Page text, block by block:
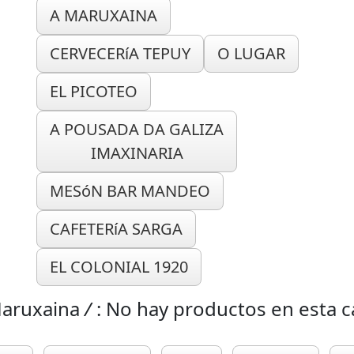
A MARUXAINA
CERVECERíA TEPUY
O LUGAR
EL PICOTEO
A POUSADA DA GALIZA
IMAXINARIA
MESóN BAR MANDEO
CAFETERíA SARGA
EL COLONIAL 1920
/: No hay productos en esta